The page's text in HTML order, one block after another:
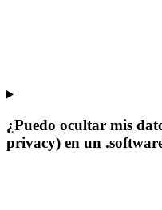
¿Puedo ocultar mis
privacy) en un